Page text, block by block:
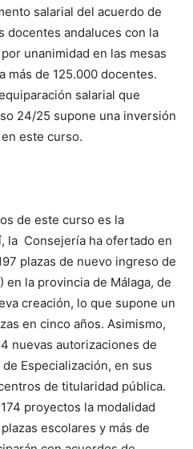
salarial del acuerdo de
docentes andaluces con la
unanimidad en las mesas
más de 125.000 docentes.
salarial que
24/25 supone una inversión
este curso.
de este curso es la
la Consejería ha ofertado en
plazas de nuevo ingreso de
en la provincia de Málaga, de
creación, lo que supone un
en cinco años. Asimismo,
nuevas autorizaciones de
Especialización, en sus
de titularidad pública.
proyectos la modalidad
escolares y más de